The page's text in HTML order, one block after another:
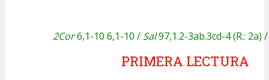
2Cor6,1-10 6,1-10 / Sal97,1.2-3ab.3cd-4 (R.: 2a)
PRIMERA LECTURA